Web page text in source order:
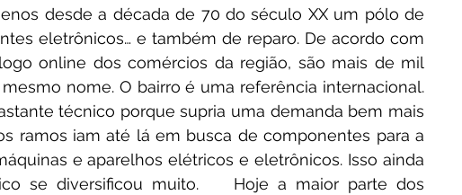
desde a década de 70 do século XX um pólo de
eletrônicos… e também de reparo. De acordo com
online dos comércios da região, são mais de mil
nome. O bairro é uma referência internacional.
técnico porque supria uma demanda bem mais
ramos iam até lá em busca de componentes para a
e aparelhos elétricos e eletrônicos. Isso ainda
se diversificou muito.    Hoje a maior parte dos